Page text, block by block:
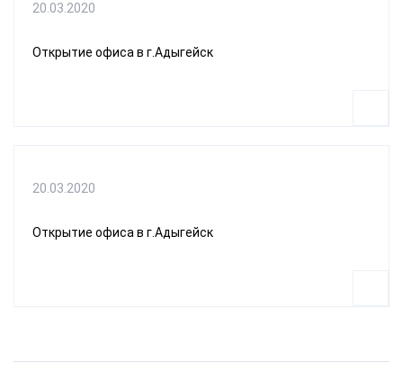
20.03.2020
Открытие офиса в г.Адыгейск
20.03.2020
Открытие офиса в г.Адыгейск